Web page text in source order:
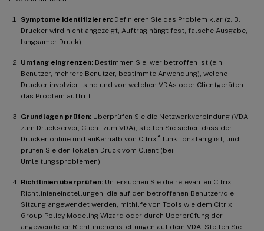
Symptome identifizieren: Definieren Sie das Problem klar (z. B.
Drucker wird nicht angezeigt, Auftrag hängt fest, falsche Ausgabe,
langsamer Druck).
Umfang eingrenzen: Bestimmen Sie, wer betroffen ist (ein
Benutzer, mehrere Benutzer, bestimmte Anwendung), welche
Drucker involviert sind und von welchen VDAs oder Clientgeräten
das Problem auftritt.
Grundlagen prüfen: Überprüfen Sie die Netzwerkverbindung (VDA
zum Druckserver, Client zum VDA), stellen Sie sicher, dass der
Drucker online und außerhalb von Citrix ®funktionsfähig ist, und
prüfen Sie den lokalen Druck vom Client (bei
Umleitungsproblemen).
Richtlinien überprüfen: Untersuchen Sie die relevanten Citrix-
Richtlinieneinstellungen, die auf den betroffenen Benutzer/die
Sitzung angewendet werden, mithilfe von Tools wie dem Citrix
Group Policy Modeling Wizard oder durch Überprüfung der
angewendeten Richtlinieneinstellungen auf dem VDA. Stellen Sie